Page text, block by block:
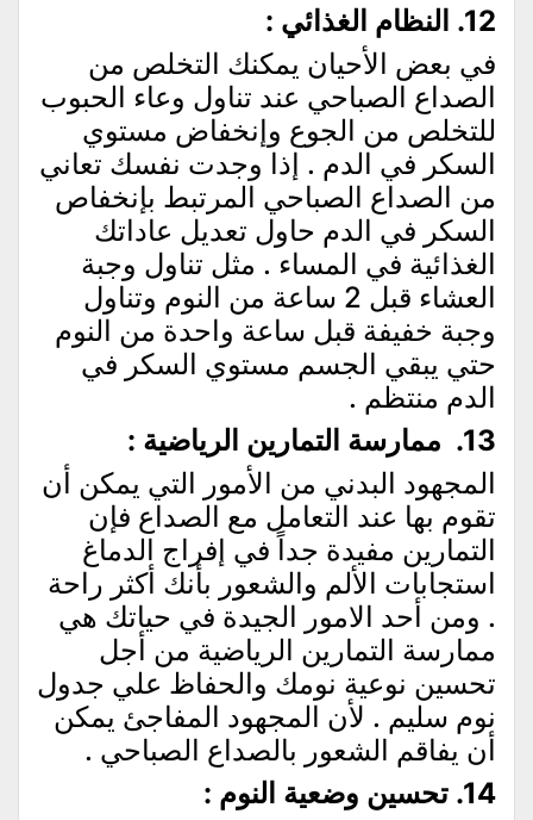
12. النظام الغذائي :
في بعض الأحيان يمكنك التخلص من
الصداع الصباحي عند تناول وعاء الحبوب
للتخلص من الجوع وإنخفاض مستوي
السكر في الدم . إذا وجدت نفسك تعاني
من الصداع الصباحي المرتبط بإنخفاص
السكر في الدم حاول تعديل عاداتك
الغذائية في المساء . مثل تناول وجبة
العشاء قبل 2 ساعة من النوم وتناول
وجبة خفيفة قبل ساعة واحدة من النوم
حتي يبقي الجسم مستوي السكر في
الدم منتظم .
13. ممارسة التمارين الرياضية :
المجهود البدني من الأمور التي يمكن أن
تقوم بها عند التعامل مع الصداع فإن
التمارين مفيدة جداً في إفراج الدماغ
استجابات الألم والشعور بأنك أكثر راحة
. ومن أحد الامور الجيدة في حياتك هي
ممارسة التمارين الرياضية من أجل
تحسين نوعية نومك والحفاظ علي جدول
نوم سليم . لأن المجهود المفاجئ يمكن
أن يفاقم الشعور بالصداع الصباحي .
14. تحسين وضعية النوم :